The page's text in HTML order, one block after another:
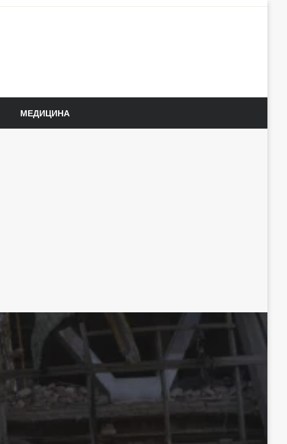
МЕДИЦИНА